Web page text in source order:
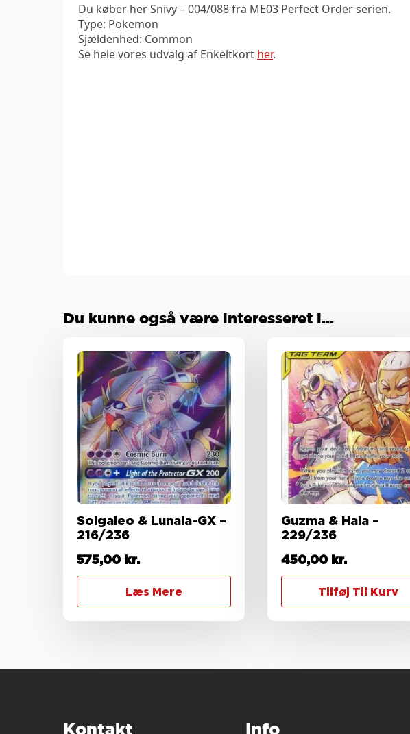
Du køber her Snivy – 004/088 fra ME03 Perfect Order serien.
Type: Pokemon
Sjældenhed: Common
Se hele vores udvalg af Enkeltkort her.
Du kunne også være interesseret i...
Solgaleo & Lunala-GX –
216/236
575,00 kr.
Læs Mere
Guzma & Hala –
229/236
450,00 kr.
Tilføj Til Kurv
Kontakt Info